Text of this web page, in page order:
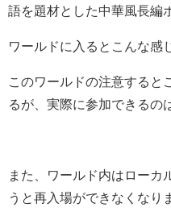
語を題材とした中華風長編
ワールドに入るとこんな感
このワールドの注意すると
るが、実際に参加できるの
また、ワールド内はローカ
うと再入場ができなくなり